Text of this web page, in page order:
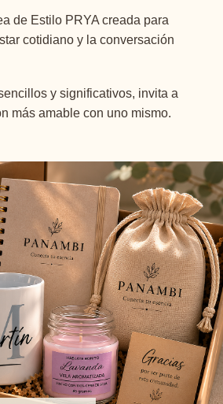
de Estilo PRYA creada para
cotidiano y la conversación
y significativos, invita a
más amable con uno mismo.